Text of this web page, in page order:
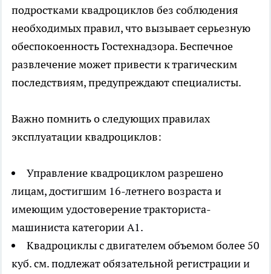
подростками квадроциклов без соблюдения
необходимых правил, что вызывает серьезную
обеспокоенность Гостехнадзора. Беспечное
развлечение может привести к трагическим
последствиям, предупреждают специалисты.
Важно помнить о следующих правилах
эксплуатации квадроциклов:
Управление квадроциклом разрешено
лицам, достигшим 16-летнего возраста и
имеющим удостоверение тракториста-
машиниста категории А1.
Квадроциклы с двигателем объемом более 50
куб. см. подлежат обязательной регистрации и